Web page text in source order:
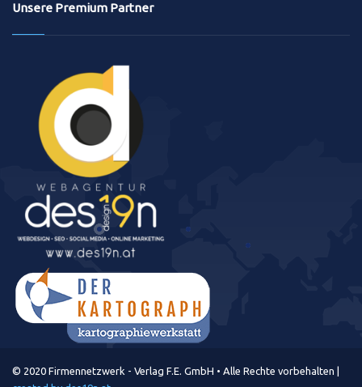
Unsere Premium Partner
© 2020 Firmennetzwerk - Verlag F.E. GmbH • Alle Rechte vorbehalten |